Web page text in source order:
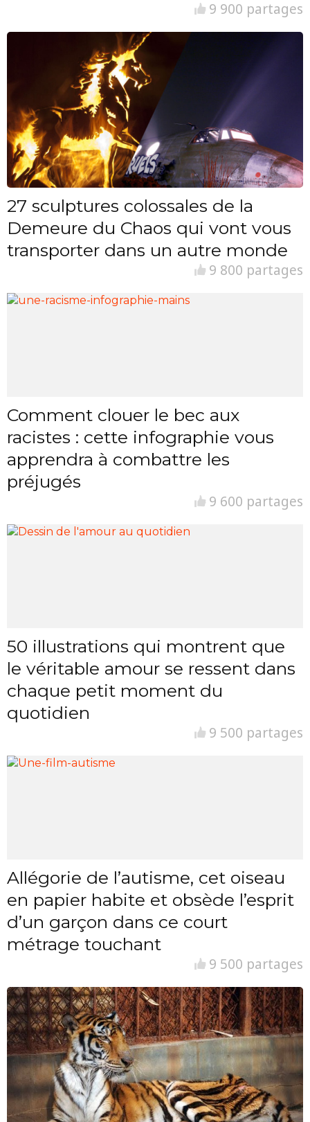
9 900 partages
27 sculptures colossales de la
Demeure du Chaos qui vont vous
transporter dans un autre monde
9 800 partages
Comment clouer le bec aux
racistes : cette infographie vous
apprendra à combattre les
préjugés
9 600 partages
50 illustrations qui montrent que
le véritable amour se ressent dans
chaque petit moment du
quotidien
9 500 partages
Allégorie de l’autisme, cet oiseau
en papier habite et obsède l’esprit
d’un garçon dans ce court
métrage touchant
9 500 partages